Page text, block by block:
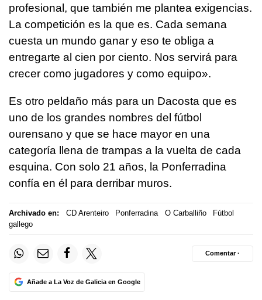
profesional, que también me plantea exigencias.
La competición es la que es. Cada semana
cuesta un mundo ganar y eso te obliga a
entregarte al cien por ciento. Nos servirá para
crecer como jugadores y como equipo».
Es otro peldaño más para un Dacosta que es
uno de los grandes nombres del fútbol
ourensano y que se hace mayor en una
categoría llena de trampas a la vuelta de cada
esquina. Con solo 21 años, la Ponferradina
confía en él para derribar muros.
Archivado en: CD Arenteiro Ponferradina O Carballiño
Fútbol
gallego
Añade a La Voz de Galicia en Google
Comentar ·